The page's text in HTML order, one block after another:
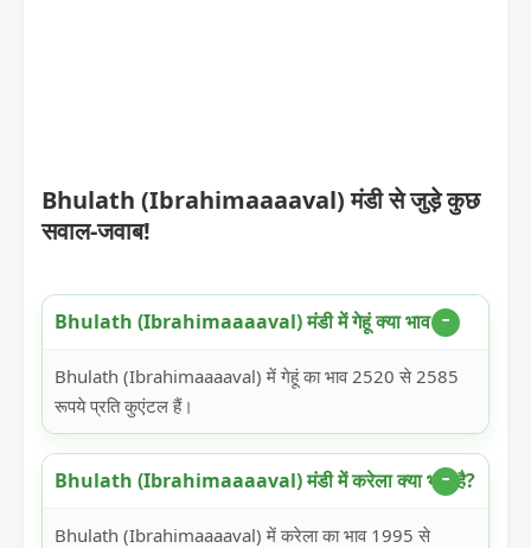
Bhulath (Ibrahimaaaaval) मंडी से जुड़े कुछ
सवाल-जवाब!
Bhulath (Ibrahimaaaaval) मंडी में गेहूं क्या भाव है?
Bhulath (Ibrahimaaaaval) में गेहूं का भाव 2520 से 2585
रूपये प्रति कुएंटल हैं।
Bhulath (Ibrahimaaaaval) मंडी में करेला क्या भाव है?
Bhulath (Ibrahimaaaaval) में करेला का भाव 1995 से